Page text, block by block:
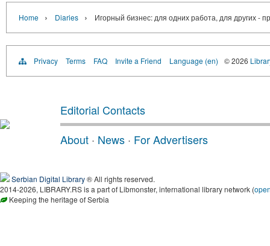
Home › Diaries › Игорный бизнес: для одних работа, для других -
Privacy Terms FAQ Invite a Friend Language (en) © 2026
Editorial Contacts
About · News · For Advertisers
Serbian Digital Library® All rights reserved.
2014-2026, LIBRARY.RS is a part of Libmonster, international library network (
Keeping the heritage of Serbia